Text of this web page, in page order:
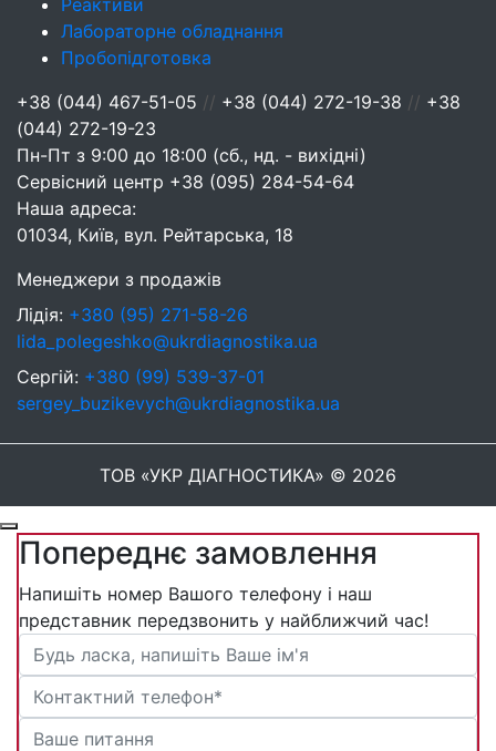
Реактиви
Лабораторне обладнання
Пробопідготовка
+38 (044) 467-51-05 // +38 (044) 272-19-38 // +38
(044) 272-19-23
Пн-Пт з 9:00 до 18:00 (сб., нд. - вихідні)
Сервісний центр +38 (095) 284-54-64
Наша адреса:
01034, Київ, вул. Рейтарська, 18
Менеджери з продажів
Лідія: +380 (95) 271-58-26
lida_polegeshko@ukrdiagnostika.ua
Сергій: +380 (99) 539-37-01
sergey_buzikevych@ukrdiagnostika.ua
ТОВ «УКР ДІАГНОСТИКА» © 2026
Попереднє замовлення
Напишіть номер Вашого телефону і наш
представник передзвонить у найближчий час!